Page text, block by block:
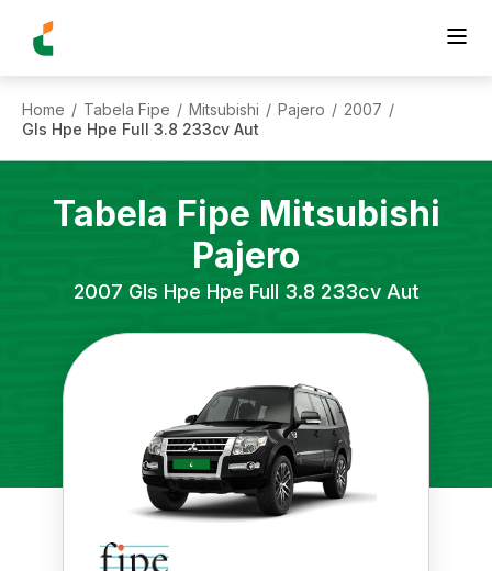
Home / Tabela Fipe / Mitsubishi / Pajero / 2007 /
Gls Hpe Hpe Full 3.8 233cv Aut
Tabela Fipe Mitsubishi
Pajero
2007 Gls Hpe Hpe Full 3.8 233cv Aut